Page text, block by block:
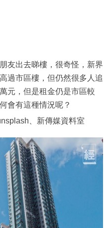
友出去睇樓，很奇怪，新界
過市區樓，但仍然很多人追
元，但是租金仍是市區較
會有這種情況呢？
、新傳媒資料室